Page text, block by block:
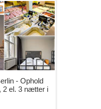
- Ophold
2 el. 3 nætter i